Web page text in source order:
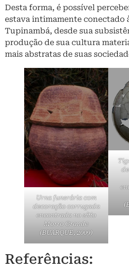
Desta forma, é possível
estava intimamente conectado
Tupinambá, desde sua
produção de sua cultura
mais abstratas de suas
Urna funerária com
decoração corrugada
encontrada no sítio
Morro Grande
(BUARQUE, 2009)
Referências: